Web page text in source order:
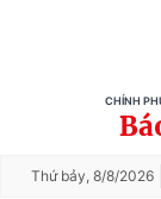
CHÍNH
Thứ bảy, 8/8/2026